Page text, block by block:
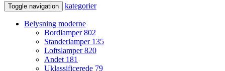
Toggle navigation kategorier
Belysning moderne
Bordlamper802
Standerlamper 135
Loftslamper820
Andet 181
Uklassificerede 79